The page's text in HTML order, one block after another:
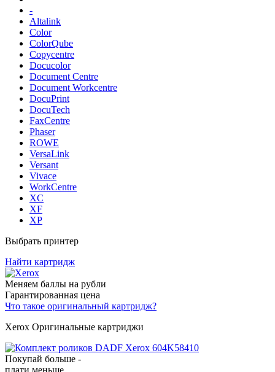
-
Altalink
Color
ColorQube
Copycentre
Docucolor
Document Centre
Document Workcentre
DocuPrint
DocuTech
FaxCentre
Phaser
ROWE
VersaLink
Versant
Vivace
WorkCentre
XC
XF
XP
Выбрать принтер
Найти картридж
Меняем баллы на рубли
Гарантированная цена
Что такое оригинальный картридж?
Xerox Оригинальные картриджи
Покупай больше -
плати меньше